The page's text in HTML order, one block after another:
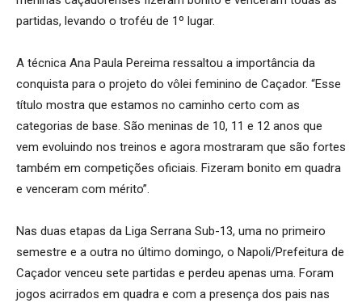
partidas, levando o troféu de 1º lugar.
A técnica Ana Paula Pereima ressaltou a importância da
conquista para o projeto do vôlei feminino de Caçador. “Esse
título mostra que estamos no caminho certo com as
categorias de base. São meninas de 10, 11 e 12 anos que
vem evoluindo nos treinos e agora mostraram que são fortes
também em competições oficiais. Fizeram bonito em quadra
e venceram com mérito”.
Nas duas etapas da Liga Serrana Sub-13, uma no primeiro
semestre e a outra no último domingo, o Napoli/Prefeitura de
Caçador venceu sete partidas e perdeu apenas uma. Foram
jogos acirrados em quadra e com a presença dos pais nas